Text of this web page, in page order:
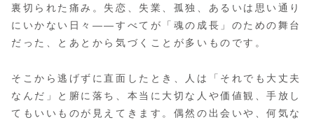
裏切られた痛み。失恋、失業、孤独、あるいは思い通り
にいかない日々――すべてが「魂の成長」のための舞台
だった、とあとから気づくことが多いものです。
そこから逃げずに直面したとき、人は「それでも大丈夫
なんだ」と腑に落ち、本当に大切な人や価値観、手放し
てもいいものが見えてきます。偶然の出会いや、何気な